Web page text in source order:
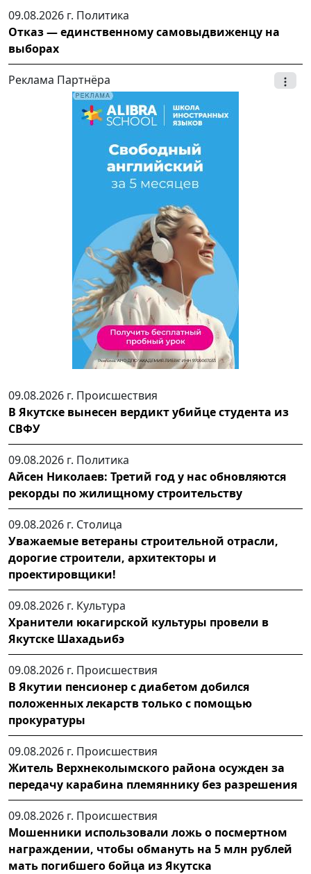
09.08.2026 г. Политика
Отказ — единственному самовыдвиженцу на
выборах
Реклама Партнёра
09.08.2026 г. Происшествия
В Якутске вынесен вердикт убийце студента из
СВФУ
09.08.2026 г. Политика
Айсен Николаев: Третий год у нас обновляются
рекорды по жилищному строительству
09.08.2026 г. Столица
Уважаемые ветераны строительной отрасли,
дорогие строители, архитекторы и
проектировщики!
09.08.2026 г. Культура
Хранители юкагирской культуры провели в
Якутске Шахадьибэ
09.08.2026 г. Происшествия
В Якутии пенсионер с диабетом добился
положенных лекарств только с помощью
прокуратуры
09.08.2026 г. Происшествия
Житель Верхнеколымского района осужден за
передачу карабина племяннику без разрешения
09.08.2026 г. Происшествия
Мошенники использовали ложь о посмертном
награждении, чтобы обмануть на 5 млн рублей
мать погибшего бойца из Якутска